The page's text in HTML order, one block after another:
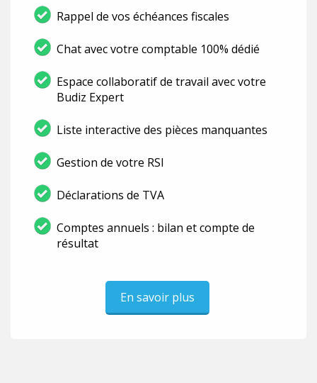
Rappel de vos échéances fiscales
Chat avec votre comptable 100% dédié
Espace collaboratif de travail avec votre
Budiz Expert
Liste interactive des pièces manquantes
Gestion de votre RSI
Déclarations de TVA
Comptes annuels : bilan et compte de
résultat
En savoir plus